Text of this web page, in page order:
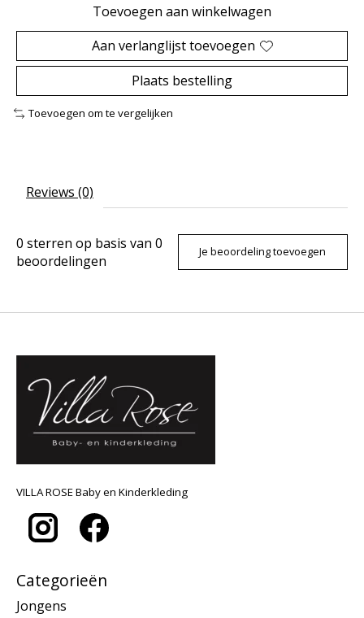
Toevoegen aan winkelwagen
Aan verlanglijst toevoegen
Plaats bestelling
Toevoegen om te vergelijken
Reviews (0)
0 sterren op basis van 0
beoordelingen
Je beoordeling toevoegen
VILLA ROSE Baby en Kinderkleding
Categorieën
Jongens